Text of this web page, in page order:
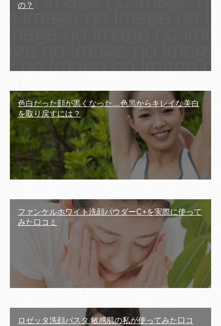
の？
色白だった顔が黒くなった…色黒からキレイな美白
を取り戻すには？
ファンケルホワイト洗顔パウダーC+を実際に使って
みた口コミ
ロゼッタ洗顔パスタ 敏感肌の私が使ってみた口コ